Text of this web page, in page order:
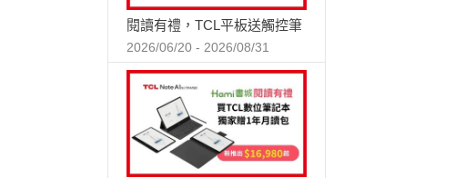
閱讀有禮，TCL平板送觸控筆
2026/06/20 - 2026/08/31